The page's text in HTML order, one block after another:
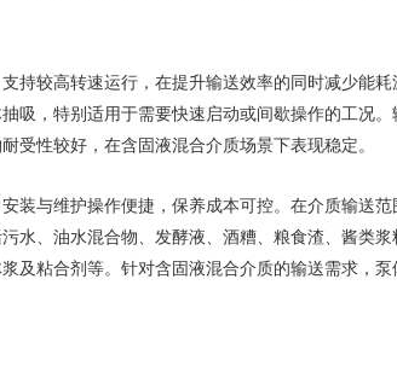
持较高转速运行，在提升输送效率的同时减少能耗
吸，特别适用于需要快速启动或间歇操作的工况
受性较好，在含固液混合介质场景下表现稳定。
装与维护操作便捷，保养成本可控。在介质输送范
水、油水混合物、发酵液、酒糟、粮食渣、酱类浆
及粘合剂等。针对含固液混合介质的输送需求，泵